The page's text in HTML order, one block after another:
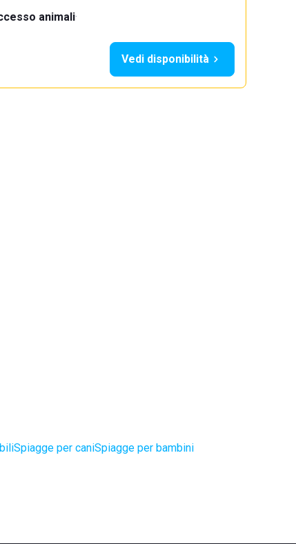
animali·
Vedi disponibilità
Spiagge per caniSpiagge per bambini